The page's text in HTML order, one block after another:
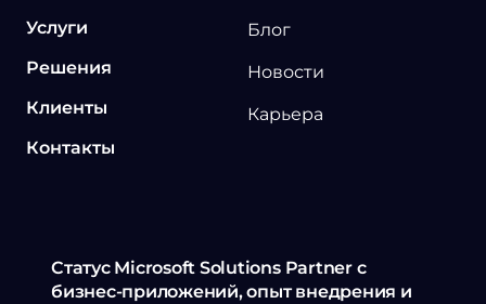
Услуги
Решения
Клиенты
Контакты
Блог
Новости
Карьера
Статус Microsoft Solutions Partner с
бизнес-приложений, опыт внедрения и